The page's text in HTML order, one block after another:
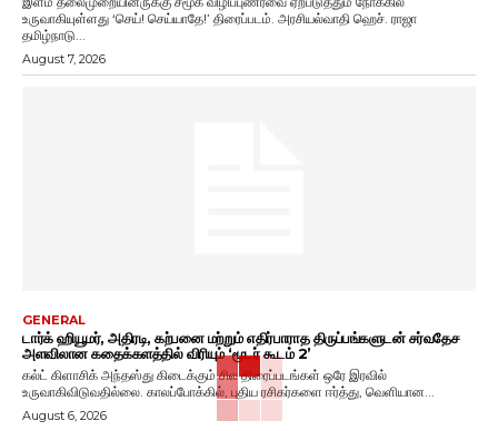
உருவாகியுள்ளது ‘செய்! செய்யாதே!’ திரைப்படம். அரசியல்வாதி ஹெச். ராஜா
தமிழ்நாடு...
August 7, 2026
GENERAL
டார்க் ஹியூமர், அதிரடி, கற்பனை மற்றும் எதிர்பாராத திருப்பங்களுடன் சர்வதேச
அளவிலான கதைக்களத்தில் விரியும் ‘மூடர் கூடம் 2’
கல்ட் கிளாசிக் அந்தஸ்து கிடைக்கும் சில திரைப்படங்கள் ஒரே இரவில்
உருவாகிவிடுவதில்லை. காலப்போக்கில், புதிய ரசிகர்களை ஈர்த்து, வெளியான...
August 6, 2026